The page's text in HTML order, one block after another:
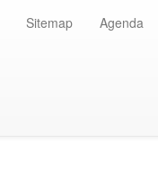
Sitemap Agenda